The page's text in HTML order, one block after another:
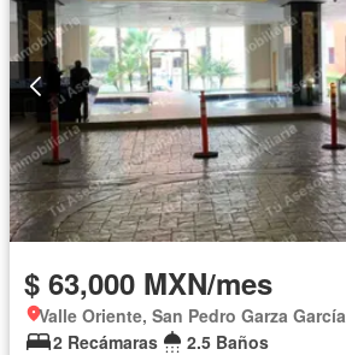
$ 63,000 MXN/mes
Valle Oriente, San Pedro Garza García
2 Recámaras
2.5 Baños